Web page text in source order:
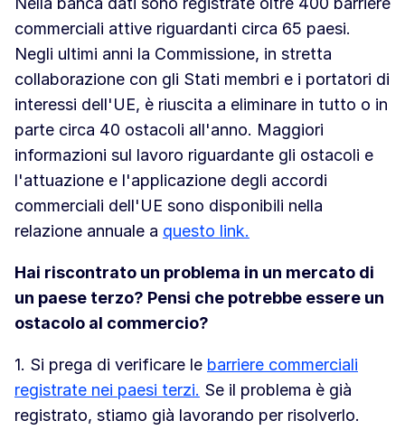
commerciali attive riguardanti circa 65 paesi.
Negli ultimi anni la Commissione, in stretta
collaborazione con gli Stati membri e i portatori di
interessi dell'UE, è riuscita a eliminare in tutto o in
parte circa 40 ostacoli all'anno. Maggiori
informazioni sul lavoro riguardante gli ostacoli e
l'attuazione e l'applicazione degli accordi
commerciali dell'UE sono disponibili nella
relazione annuale a questo link.
Hai riscontrato un problema in un mercato di
un paese terzo? Pensi che potrebbe essere un
ostacolo al commercio?
1. Si prega di verificare le barriere commerciali
registrate nei paesi terzi. Se il problema è già
registrato, stiamo già lavorando per risolverlo.